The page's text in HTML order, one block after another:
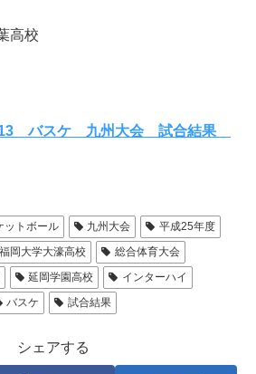
高校
バスケ 九州大会 試合結果
ットボール 九州大会
平成25年度
福岡大学大濠高校
総合体育大会
延岡学園高校
インターハイ
バスケ 試合結果
シェアする